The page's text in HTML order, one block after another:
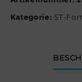
Kategorie: ST-